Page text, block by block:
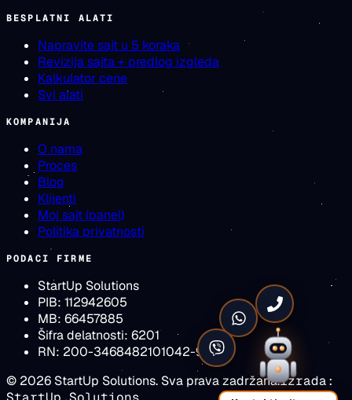
BESPLATNI ALATI
Napravite sajt u 5 koraka
Revizija sajta + predlog izgleda
Kalkulator cene
Svi alati
KOMPANIJA
O nama
Proces
Blog
Klijenti
Moj sajt (panel)
Politika privatnosti
PODACI FIRME
StartUp Solutions
PIB: 112942605
MB: 66457885
Šifra delatnosti: 6201
RN: 200-3468482101042-93
© 2026 StartUp Solutions. Sva prava zadržana.izrada: